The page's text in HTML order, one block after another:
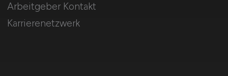
Arbeitgeber Kontakt
Karrierenetzwerk